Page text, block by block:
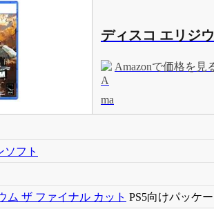
ディスコ エリジ
Amazonで価格を見
ソフト
ム ザ ファイナル カット PS5向けパッケ